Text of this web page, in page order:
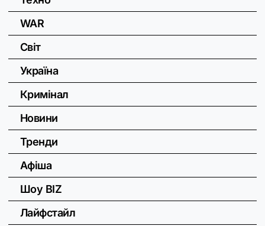
WAR
Світ
Україна
Кримінал
Новини
Тренди
Афіша
Шоу BIZ
Лайфстайл